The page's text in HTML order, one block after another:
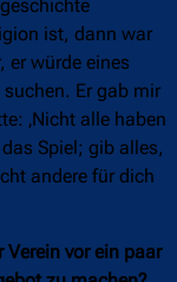
ist, dann war
er würde eines
Er gab mir
‚Nicht alle haben
Spiel; gib alles,
andere für dich
Verein vor ein paar